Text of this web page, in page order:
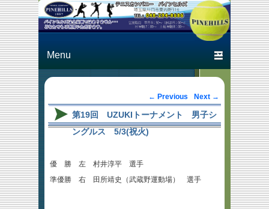
テニスカン
Just another テニスカン
パニー パインヒルズ
Post navigation
← Previous Next →
第19回 UZUKIトーナメント 男子シ
ングルス 5/3(祝火)
優 勝 左 村井淳平 選手
準優勝 右 田所靖史（武蔵野運動場） 選手